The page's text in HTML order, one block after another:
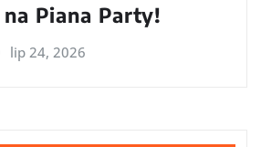
Piana Party!
lip 24, 2026